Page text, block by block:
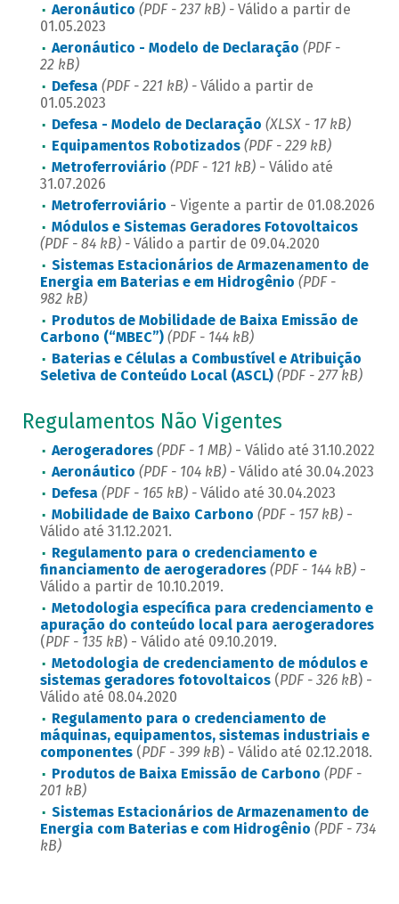
Aeronáutico (PDF - 237 kB) - Válido a partir de
01.05.2023
Aeronáutico - Modelo de Declaração (PDF -
22 kB)
Defesa (PDF - 221 kB) - Válido a partir de
01.05.2023
Defesa - Modelo de Declaração (XLSX - 17 kB)
Equipamentos Robotizados(PDF - 229 kB)
Metroferroviário (PDF - 121 kB) - Válido até
31.07.2026
Metroferroviário - Vigente a partir de 01.08.2026
Módulos e Sistemas Geradores Fotovoltaicos
(PDF - 84 kB) - Válido a partir de 09.04.2020
Sistemas Estacionários de Armazenamento de
Energia em Baterias e em Hidrogênio (PDF -
982 kB)
Produtos de Mobilidade de Baixa Emissão de
Carbono (“MBEC”) (PDF - 144 kB)
Baterias e Células a Combustível e Atribuição
Seletiva de Conteúdo Local (ASCL) (PDF - 277 kB)
Regulamentos Não Vigentes
Aerogeradores (PDF - 1 MB)- Válido até 31.10.2022
Aeronáutico (PDF - 104 kB) - Válido até 30.04.2023
Defesa (PDF - 165 kB) - Válido até 30.04.2023
Mobilidade de Baixo Carbono (PDF - 157 kB)-
Válido até 31.12.2021.
Regulamento para o credenciamento e
financiamento de aerogeradores (PDF - 144 kB) -
Válido a partir de 10.10.2019.
Metodologia específica para credenciamento e
apuração do conteúdo local para aerogeradores
(PDF - 135 kB) - Válido até 09.10.2019.
Metodologia de credenciamento de módulos e
sistemas geradores fotovoltaicos(PDF - 326 kB) -
Válido até 08.04.2020
Regulamento para o credenciamento de
máquinas, equipamentos, sistemas industriais e
componentes(PDF - 399 kB) - Válido até 02.12.2018.
Produtos de Baixa Emissão de Carbono (PDF -
201 kB)
Sistemas Estacionários de Armazenamento de
Energia com Baterias e com Hidrogênio (PDF - 734
kB)